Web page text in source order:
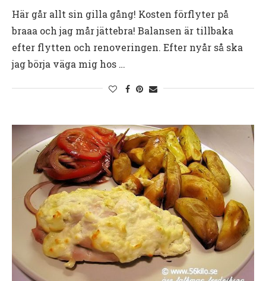
Här går allt sin gilla gång! Kosten förflyter på
braaa och jag mår jättebra! Balansen är tillbaka
efter flytten och renoveringen. Efter nyår så ska
jag börja väga mig hos …